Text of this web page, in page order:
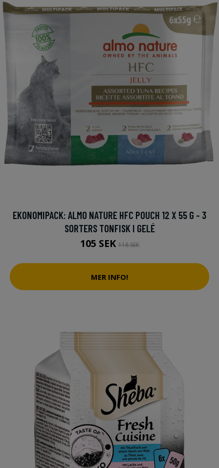
EKONOMIPACK: ALMO NATURE HFC POUCH 12 X 55 G - 3
SORTERS TONFISK I GELÉ
105 SEK118 SEK
MER INFO!